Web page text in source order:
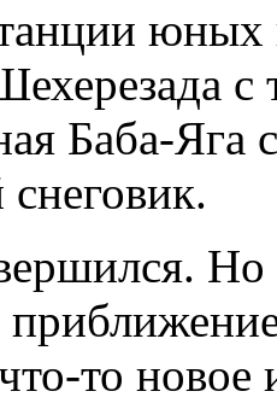
юных
Баба-
Но
то новое